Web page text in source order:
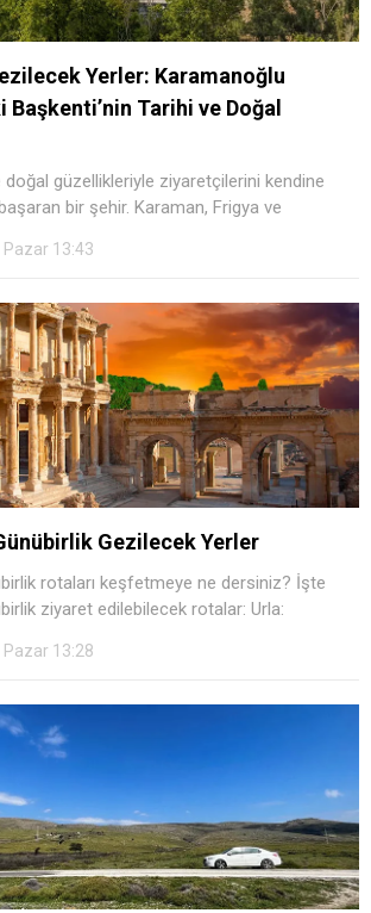
Yerler: Karamanoğlu
Başkenti’nin Tarihi ve Doğal
güzellikleriyle ziyaretçilerini kendine
bir şehir. Karaman, Frigya ve
13:43
Gezilecek Yerler
rotaları keşfetmeye ne dersiniz? İşte
ziyaret edilebilecek rotalar: Urla:
13:28